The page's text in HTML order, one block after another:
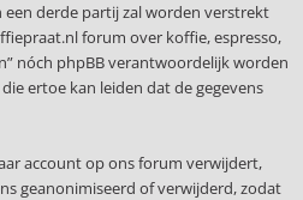
derde partij zal worden verstrekt
forum over koffie, espresso,
nóch phpBB verantwoordelijk worden
ertoe kan leiden dat de gegevens
account op ons forum verwijdert,
geanonimiseerd of verwijderd, zodat